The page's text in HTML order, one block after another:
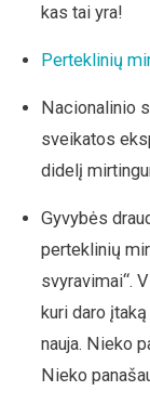
kas tai yra!
Perteklinių
Nacionalinio
sveikatos
didelį
Gyvybės
perteklinių
svyravimai“.
kuri daro
nauja. Nieko
Nieko